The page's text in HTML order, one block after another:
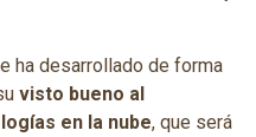
ha desarrollado de forma
visto bueno al
en la nube, que será